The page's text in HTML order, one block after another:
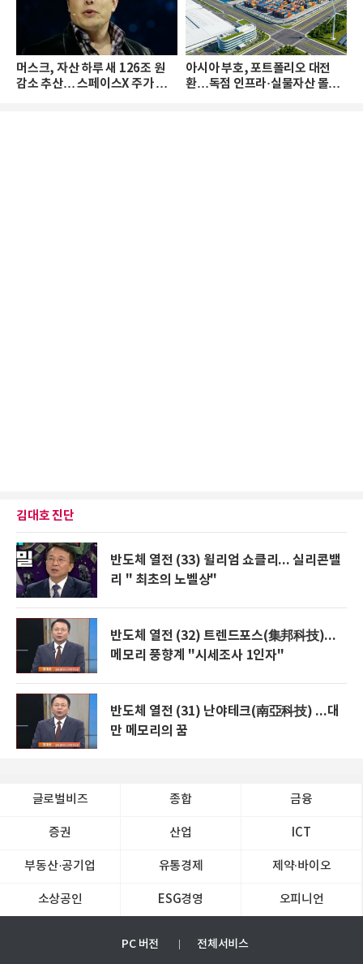
머스크, 자산 하루 새 126조 원
감소 추산… 스페이스X 주가 하
아시아 부호, 포트폴리오 대전
환…독점 인프라·실물자산 몰린
김대호 진단
반도체 열전 (33) 윌리엄 쇼클리... 실리콘밸
리 " 최초의 노벨상"
반도체 열전 (32) 트렌드포스(集邦科技)...
메모리 풍향계 "시세조사 1인자"
반도체 열전 (31) 난야테크(南亞科技) ...대
만 메모리의 꿈
글로벌비즈 종합 금융
증권 산업 ICT
부동산·공기업 유통경제 제약∙바이오
소상공인 ESG경영 오피니언
PC 버전 전체서비스